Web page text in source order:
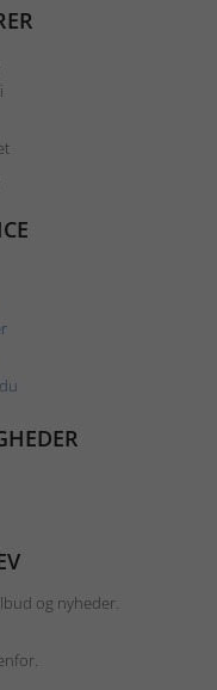
og nyheder.